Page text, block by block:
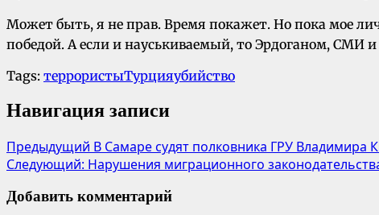
Может быть, я не прав. Время покажет. Но пока мое
победой. А если и науськиваемый, то Эрдоганом, СМИ
Tags: террористыТурцияубийство
Навигация записи
Предыдущий В Самаре судят полковника ГРУ Владимира
Следующий: Нарушения миграционного
Добавить комментарий